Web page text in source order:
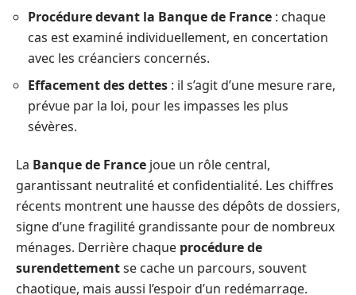
Procédure devant la Banque de France : chaque
cas est examiné individuellement, en concertation
avec les créanciers concernés.
Effacement des dettes : il s’agit d’une mesure rare,
prévue par la loi, pour les impasses les plus
sévères.
La Banque de France joue un rôle central,
garantissant neutralité et confidentialité. Les chiffres
récents montrent une hausse des dépôts de dossiers,
signe d’une fragilité grandissante pour de nombreux
ménages. Derrière chaque procédure de
surendettementse cache un parcours, souvent
chaotique, mais aussi l’espoir d’un redémarrage.